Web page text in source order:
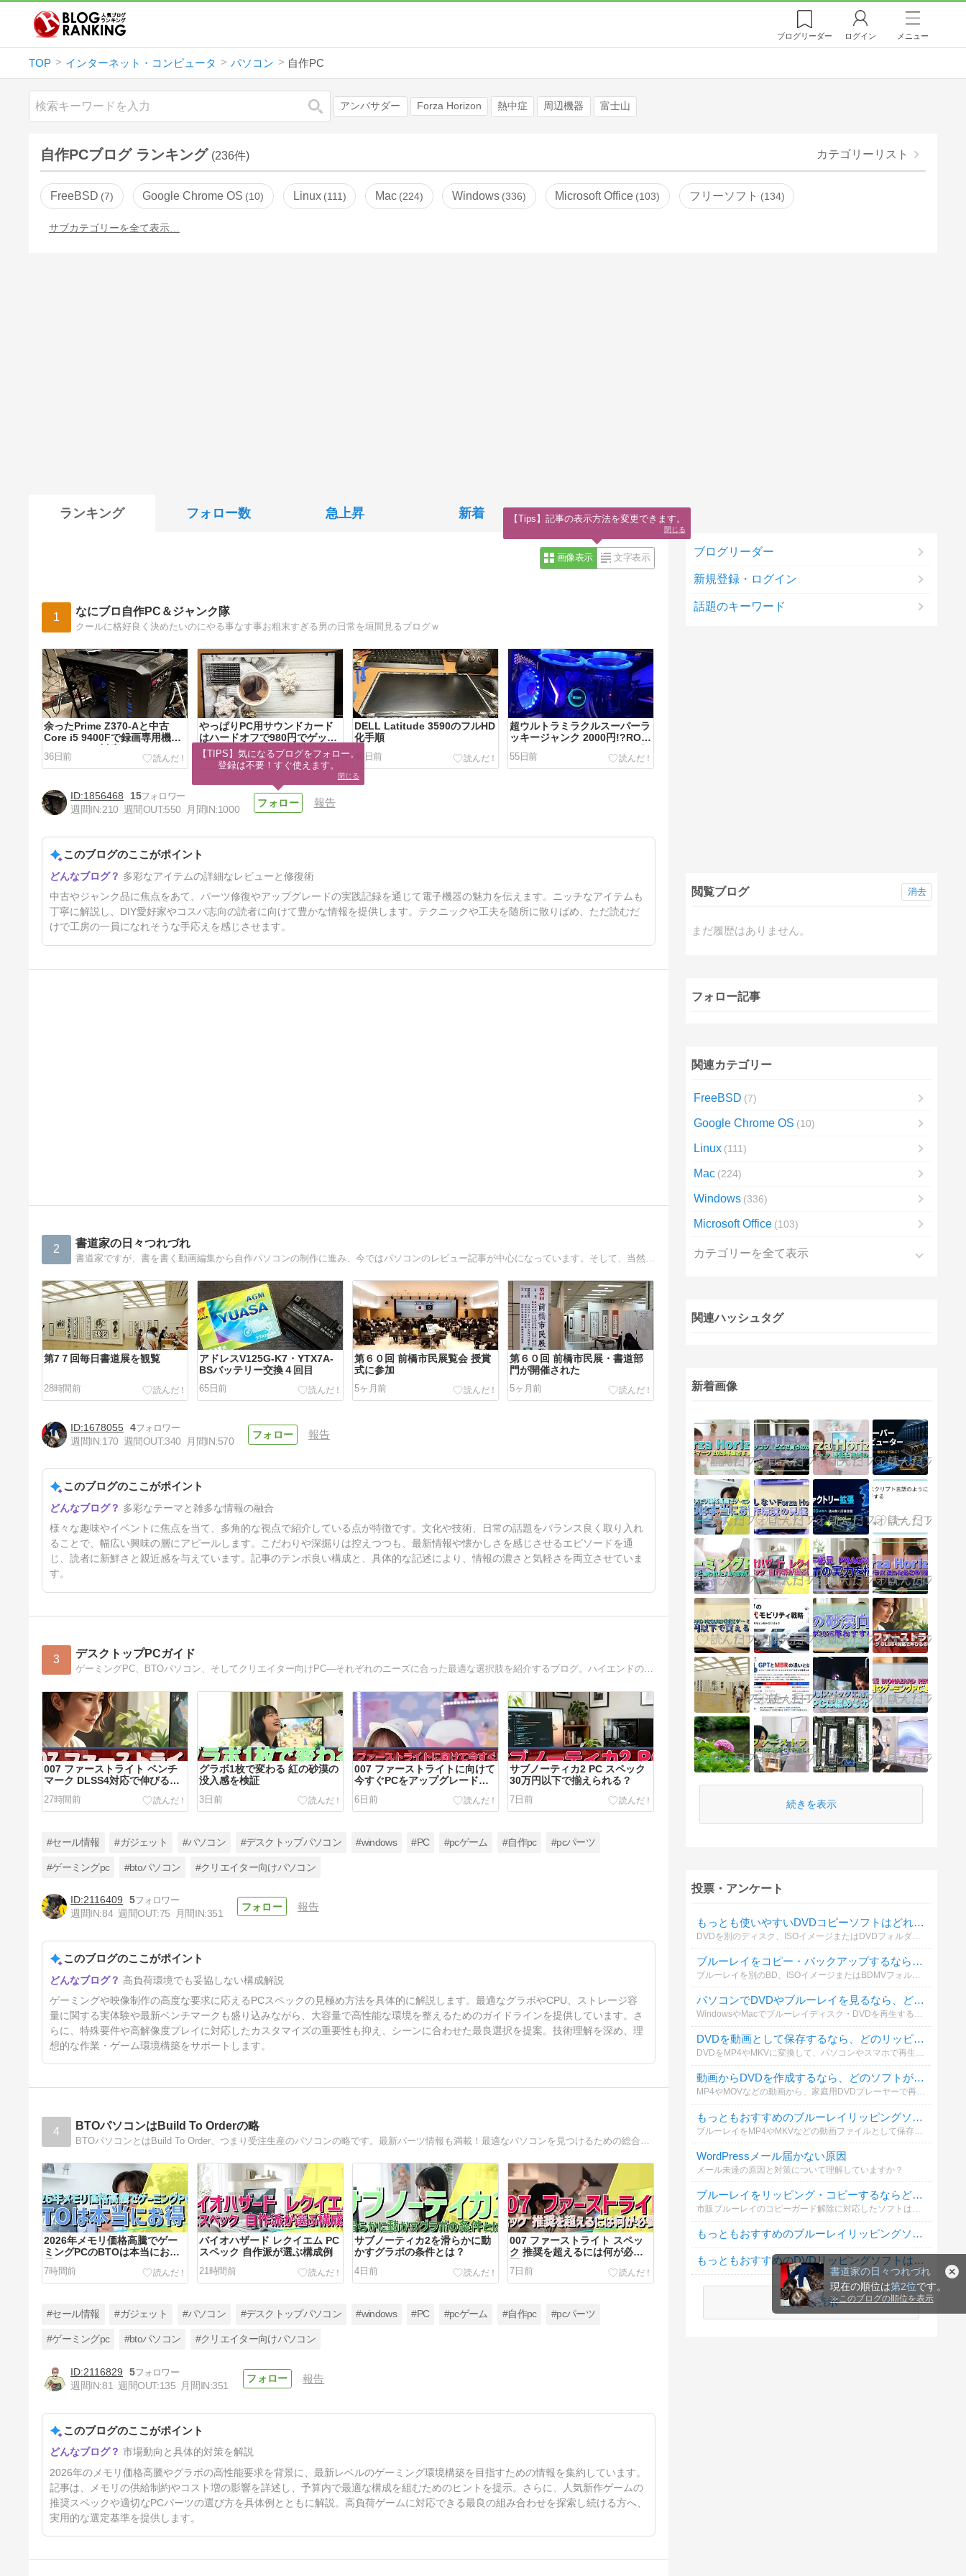
書道家の日々つれづれ
現在の順位は第2位です。
≫ このブログの順位を表示
ブログリーダー ログイン メニュー
TOP インターネット・コンピュータ パソコン 自作PC
検索 アンバサダー Forza Horizon 熱中症 周辺機器 富士山
自作PCブログ ランキング (236件) カテゴリーリスト
FreeBSD 7 Google Chrome OS 10 Linux 111 Mac 224 Windows 336 Microsoft Office 103 フリーソフト 134
サブカテゴリーを全て表示…
ランキング フォロー数 急上昇 新着
画像表示 文字表示
1 なにブロ自作PC＆ジャンク隊
クールに格好良く決めたいのにやる事なす事お粗末すぎる男の日常を垣間見るブログｗ
余ったPrime Z370-Aと中古
Core i5 9400Fで録画専用機を
Windows11対応にする
36日前
やっぱりPC用サウンドカード
はハードオフで980円でゲット
した今は無きONKYO製のSE-
90PCIが堪らないんだよな
40日前
DELL Latitude 3590のフルHD
化手順
48日前
超ウルトラミラクルスーパーラ
ッキージャンク 2000円!?ROG
STRIX Z370-F GAMING(マザ
ボ)
55日前
ジャンクノートパソコン DELL
latitude 3590 果たして！？動
61日前
1856468
15
週間IN:210 週間OUT:550 月間IN:1000
報告
このブログのここがポイント
多彩なアイテムの詳細なレビューと修復術
中古やジャンク品に焦点をあて、パーツ修復やアップグレードの実践記録を通じて電子機器の魅力を伝えます。ニッチなアイテムも
丁寧に解説し、DIY愛好家やコスパ志向の読者に向けて豊かな情報を提供します。テクニックや工夫を随所に散りばめ、ただ読むだ
けで工房の一員になれそうな手応えを感じさせます。
2 書道家の日々つれづれ
第7７回毎日書道展を観覧
28時間前
アドレスV125G-K7・YTX7A-
BSバッテリー交換４回目
65日前
第６０回 前橋市民展覧会 授賞
式に参加
5ヶ月前
第６０回 前橋市民展・書道部
門が開催された
5ヶ月前
HONDA・PCX160のバッテリ
ー交換WTZ28VIS
7ヶ月前
1678055 4
週間IN:170 週間OUT:340 月間IN:570
報告
このブログのここがポイント
多彩なテーマと雑多な情報の融合
様々な趣味やイベントに焦点を当て、多角的な視点で紹介している点が特徴です。文化や技術、日常の話題をバランス良く取り入れ
ることで、幅広い興味の層にアピールします。こだわりや深掘りは控えつつも、最新情報や懐かしさを感じさせるエピソードを通
じ、読者に新鮮さと親近感を与えています。記事のテンポ良い構成と、具体的な記述により、情報の濃さと気軽さを両立させていま
す。
3 デスクトップPCガイド
007 ファーストライト ベンチ
マーク DLSS4対応で伸びるの
27時間前
グラボ1枚で変わる 紅の砂漠の
没入感を検証
3日前
007 ファーストライトに向けて
今すぐPCをアップグレードす
6日前
サブノーティカ2 PC スペック
30万円以下で揃えられる？
7日前
サブノーティカ2向け PC スペ
ック 今すぐ確認すべき理由
#セール情報 #ガジェット #パソコン #デスクトップパソコン #windows #PC #pcゲーム #自作pc #pcパーツ
#ゲーミングpc #btoパソコン #クリエイター向けパソコン
2116409
5
週間IN:84 週間OUT:75 月間IN:351
報告
このブログのここがポイント
高負荷環境でも妥協しない構成解説
ゲーミングや映像制作の高度な要求に応えるPCスペックの見極め方法を具体的に解説します。最適なグラボやCPU、ストレージ容
量に関する実体験や最新ベンチマークも盛り込みながら、大容量で高性能な環境を整えるためのガイドラインを提供しています。さ
らに、特殊要件や高解像度プレイに対応したカスタマイズの重要性も抑え、シーンに合わせた最良選択を提案。技術理解を深め、理
想的な作業・ゲーム環境構築をサポートします。
4 BTOパソコンはBuild To Orderの略
2026年メモリ価格高騰でゲー
ミングPCのBTOは本当にお
得？
7時間前
バイオハザード レクイエム PC
スペック 自作派が選ぶ構成例
21時間前
サブノーティカ2を滑らかに動
かすグラボの条件とは？
4日前
007 ファーストライト スペッ
ク 推奨を超えるには何が必
要？
7日前
PRAGMATA ゲーミングPCは
2026年の今でも選ぶ価値あ
#セール情報 #ガジェット #パソコン #デスクトップパソコン #windows #PC #pcゲーム #自作pc #pcパーツ
#ゲーミングpc #btoパソコン #クリエイター向けパソコン
2116829
5
週間IN:81 週間OUT:135 月間IN:351
報告
このブログのここがポイント
市場動向と具体的対策を解説
2026年のメモリ価格高騰やグラボの高性能要求を背景に、最新レベルのゲーミング環境構築を目指すための情報を集約しています。
記事は、メモリの供給制約やコスト増の影響を詳述し、予算内で最適な構成を組むためのヒントを提示。さらに、人気新作ゲームの
推奨スペックや適切なPCパーツの選び方を具体例とともに解説。高負荷ゲームに対応できる最良の組み合わせを探索し続ける方へ、
実用的な選定基準を提供します。
ブログリーダー
新規登録・ログイン
話題のキーワード
閲覧ブログ
まだ履歴はありません。
消去
フォロー記事
関連カテゴリー
FreeBSD 7
Google Chrome OS 10
Linux 111
Mac 224
Windows 336
Microsoft Office 103
カテゴリーを全て表示
関連ハッシュタグ
新着画像
続きを表示
投票・アンケート
もっとも使いやすいDVDコピーソフトはどれですか？
ブルーレイをコピー・バックアップするなら、どのソフトがおすすめですか？
ブルーレイを別のBD、ISOイメージまたはBDMVフォルダーとして保存する際、実際に利用しているソフトを教えてください。
パソコンでDVDやブルーレイを見るなら、どの再生ソフトがおすすめですか？
WindowsやMacでブルーレイディスク・DVDを再生する際、普段使っているソフトを教えてください。再生の安定性、画質、操作性などを基準に選んでください。
DVDを動画として保存するなら、どのリッピングソフトがおすすめですか？
DVDをMP4やMKVに変換して、パソコンやスマホで再生する場合に使っているソフトを教えてください。無料・有料を問わず投票できます。
動画からDVDを作成するなら、どのソフトが一番おすすめですか？
MP4やMOVなどの動画から、家庭用DVDプレーヤーで再生できるDVDを作成する場合に使っているソフトを教えてください。メニュー作成や字幕追加などの使いやすさも含めて選べます。
もっともおすすめのブルーレイリッピングソフトは何ですか？
WordPressメール届かない原因
メール未達の原因と対策について理解していますか？
ブルーレイをリッピング・コピーするならどのソフトを使っていますか？
市販ブルーレイのコピーガード解除に対応したソフトは限られています。あなたが実際に使っているリッピング・コピーソフトを教えてください。無料・有料どちらでもOK！
もっともおすすめのブルーレイリッピングソフトは何ですか？
もっともおすすめのDVDリッピングソフトは何ですか？
続きを表示
【TIPS】気になるブログをフォロー。
登録は不要！すぐ使えます。
閉じる
【Tips】記事の表示方法を変更できます。
閉じる